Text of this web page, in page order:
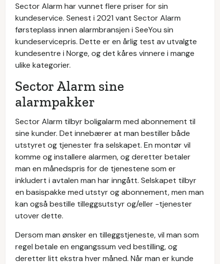
Sector Alarm har vunnet flere priser for sin
kundeservice. Senest i 2021 vant Sector Alarm
førsteplass innen alarmbransjen i SeeYou sin
kundeservicepris. Dette er en årlig test av utvalgte
kundesentre i Norge, og det kåres vinnere i mange
ulike kategorier.
Sector Alarm sine
alarmpakker
Sector Alarm tilbyr boligalarm med abonnement til
sine kunder. Det innebærer at man bestiller både
utstyret og tjenester fra selskapet. En montør vil
komme og installere alarmen, og deretter betaler
man en månedspris for de tjenestene som er
inkludert i avtalen man har inngått. Selskapet tilbyr
en basispakke med utstyr og abonnement, men man
kan også bestille tilleggsutstyr og/eller -tjenester
utover dette.
Dersom man ønsker en tilleggstjeneste, vil man som
regel betale en engangssum ved bestilling, og
deretter litt ekstra hver måned. Når man er kunde